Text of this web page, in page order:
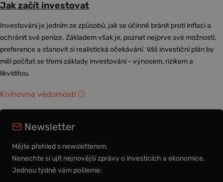
Jak začít investovat
Investování je jedním ze způsobů, jak se účinně bránit proti inflaci a
ochránit své peníze. Základem však je, poznat nejprve své možnosti,
preference a stanovit si realistická očekávání. Váš investiční plán by
měl počítat se třemi základy investování - výnosem, rizikem a
likviditou.
Knihovna vědomostí
Newsletter
Mějte přehled s newsletterem.
Nenechte si ujít nejnovější zprávy o investicích a ekonomice.
Jednou týdně vám pošleme: